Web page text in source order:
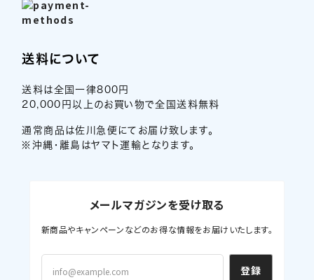
送料について
送料は全国一律800円
20,000円以上のお買い物で全国送料無料
通常商品は佐川急便にてお届け致します。
※沖縄・離島はヤマト運輸となります。
メールマガジンを受け取る
新商品やキャンペーンなどのお得な情報をお届けいたします。
登録